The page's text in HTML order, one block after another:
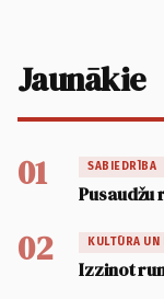
Jaunākie
01 SABIEDRĪBA
Pusaudžu
02 KULTŪRA
Izzinot